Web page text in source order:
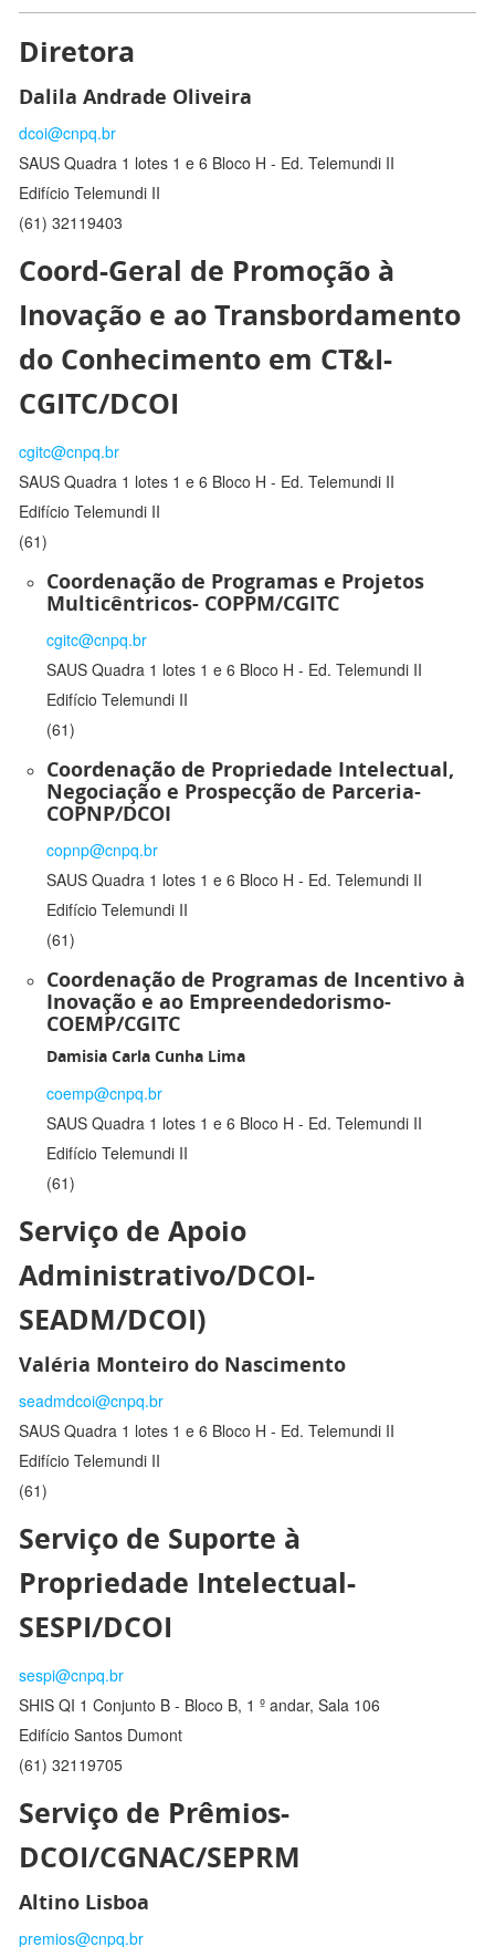
Diretora
Dalila Andrade Oliveira
dcoi@cnpq.br
SAUS Quadra 1 lotes 1 e 6 Bloco H - Ed. Telemundi II
Edifício Telemundi II
(61) 32119403
Coord-Geral de Promoção à
Inovação e ao Transbordamento
do Conhecimento em CT&I-
CGITC/DCOI
cgitc@cnpq.br
SAUS Quadra 1 lotes 1 e 6 Bloco H - Ed. Telemundi II
Edifício Telemundi II
(61)
Coordenação de Programas e Projetos
Multicêntricos- COPPM/CGITC
cgitc@cnpq.br
SAUS Quadra 1 lotes 1 e 6 Bloco H - Ed. Telemundi II
Edifício Telemundi II
(61)
Coordenação de Propriedade Intelectual,
Negociação e Prospecção de Parceria-
COPNP/DCOI
copnp@cnpq.br
SAUS Quadra 1 lotes 1 e 6 Bloco H - Ed. Telemundi II
Edifício Telemundi II
(61)
Coordenação de Programas de Incentivo à
Inovação e ao Empreendedorismo-
COEMP/CGITC
Damisia Carla Cunha Lima
coemp@cnpq.br
SAUS Quadra 1 lotes 1 e 6 Bloco H - Ed. Telemundi II
Edifício Telemundi II
(61)
Serviço de Apoio
Administrativo/DCOI-
SEADM/DCOI)
Valéria Monteiro do Nascimento
seadmdcoi@cnpq.br
SAUS Quadra 1 lotes 1 e 6 Bloco H - Ed. Telemundi II
Edifício Telemundi II
(61)
Serviço de Suporte à
Propriedade Intelectual-
SESPI/DCOI
sespi@cnpq.br
SHIS QI 1 Conjunto B - Bloco B, 1 º andar, Sala 106
Edifício Santos Dumont
(61) 32119705
Serviço de Prêmios-
DCOI/CGNAC/SEPRM
Altino Lisboa
premios@cnpq.br